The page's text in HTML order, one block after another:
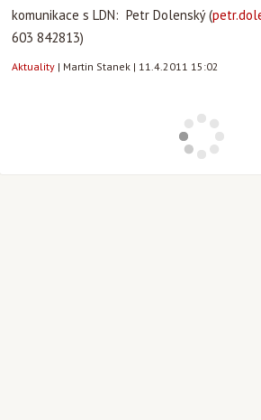
komunikace s LDN: Petr Dolenský (
603 842813)
Aktuality | Martin Stanek | 11.4.2011 15:02